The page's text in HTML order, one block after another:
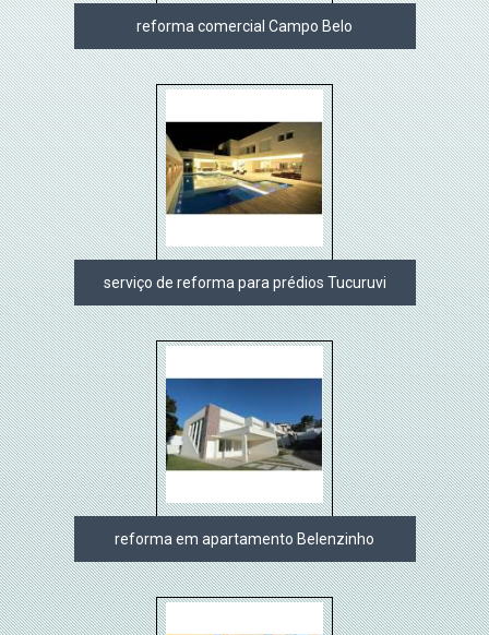
reforma comercial Campo Belo
serviço de reforma para prédios Tucuruvi
reforma em apartamento Belenzinho